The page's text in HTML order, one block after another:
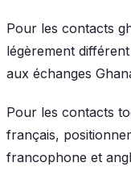
Pour les contacts
légèrement
aux échanges
Pour les contacts
français,
francophone et